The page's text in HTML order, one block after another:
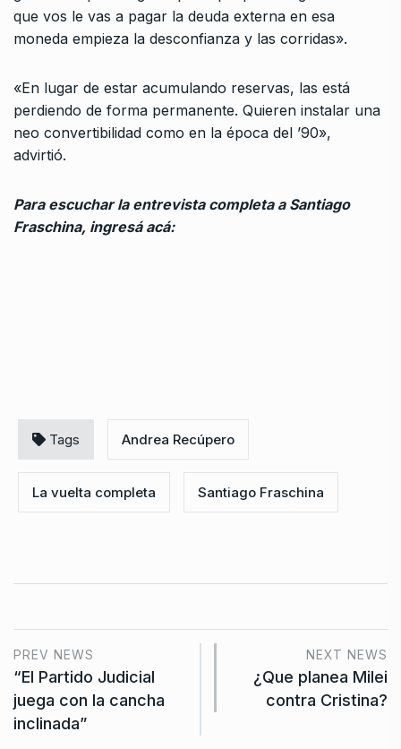
que vos le vas a pagar la deuda externa en esa
moneda empieza la desconfianza y las corridas».
«En lugar de estar acumulando reservas, las está
perdiendo de forma permanente. Quieren instalar una
neo convertibilidad como en la época del ’90»,
advirtió.
Para escuchar la entrevista completa a Santiago
Fraschina, ingresá acá:
Tags Andrea Recúpero
La vuelta completa Santiago Fraschina
PREV NEWS
“El Partido Judicial
juega con la cancha
inclinada”
NEXT NEWS
¿Que planea Milei
contra Cristina?